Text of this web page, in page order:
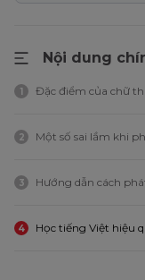
Nội dung
1 Đặc điểm của chữ
2 Một số sai lầm khi
3 Hướng dẫn cách
4 Học tiếng Việt hiệu